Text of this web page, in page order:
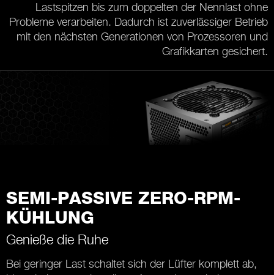
Lastspitzen bis zum doppelten der Nennlast ohne
Probleme verarbeiten. Dadurch ist zuverlässiger Betrieb
mit den nächsten Generationen von Prozessoren und
Grafikkarten gesichert.
SEMI-PASSIVE ZERO-RPM-
KÜHLUNG
Genieße die Ruhe
Bei geringer Last schaltet sich der Lüfter komplett ab,